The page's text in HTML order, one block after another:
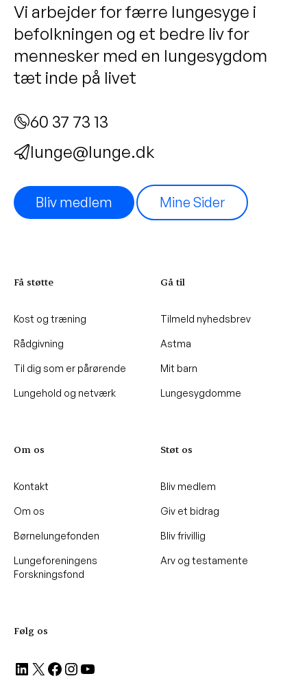
Vi arbejder for færre lungesyge i
befolkningen og et bedre liv for
mennesker med en lungesygdom
tæt inde på livet
60 37 73 13
lunge@lunge.dk
Bliv medlem Mine Sider
Få støtte
Kost og træning
Rådgivning
Til dig som er pårørende
Lungehold og netværk
Gå til
Tilmeld nyhedsbrev
Astma
Mit barn
Lungesygdomme
Om os
Kontakt
Om os
Børnelungefonden
Lungeforeningens
Forskningsfond
Støt os
Bliv medlem
Giv et bidrag
Bliv frivillig
Arv og testamente
Følg os
LinkedIn
X Facebook
Instagram
YouTube